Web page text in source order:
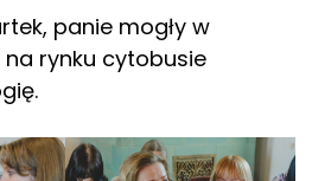
panie mogły w
rynku cytobusie